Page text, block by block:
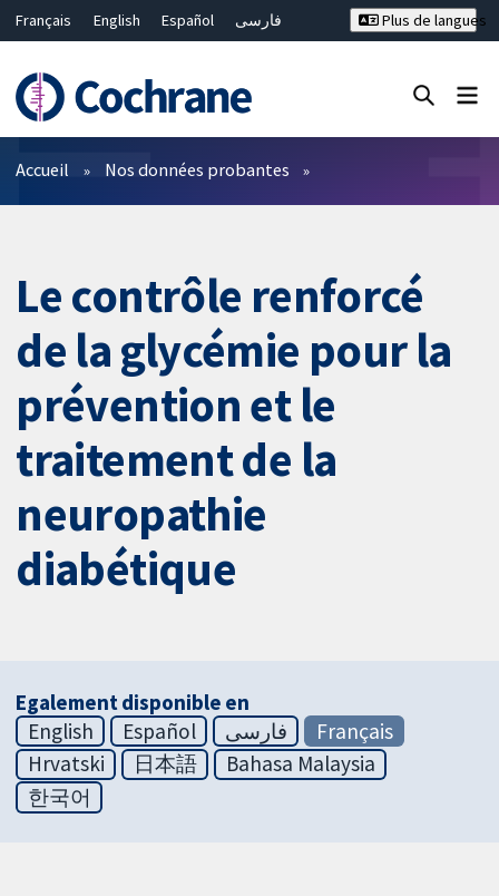
Français English Español
فارسی
Bahasa Malaysia
ไทย
繁體中文
简体中文
Plus de langues
Filtres
Accueil Nos données probantes
Le contrôle renforcé
de la glycémie pour la
prévention et le
traitement de la
neuropathie
diabétique
Egalement disponible en
English
Español فارسی
Français
Hrvatski
日本語
Bahasa Malaysia
한국어